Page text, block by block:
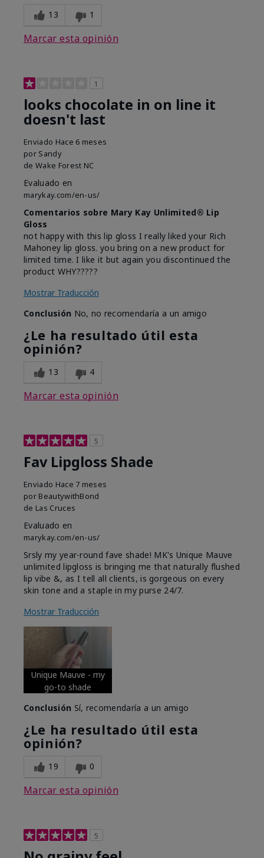
13 1
Marcar esta opinión
1
looks chocolate in on line it
doesn't last
Enviado Hace 6 meses
por Sandy
de Wake Forest NC
Evaluado en
marykay.com/en-us/
Comentarios sobre Mary Kay Unlimited® Lip
Gloss
not happy with this lip gloss I really liked your Rich
Mahoney lip gloss. you bring on a new product for
limited time. I like it but again you discontinued the
product WHY?????
Mostrar Traducción
Conclusión No, no recomendaría a un amigo
¿Le ha resultado útil esta
opinión?
13 4
Marcar esta opinión
5
Fav Lipgloss Shade
Enviado Hace 7 meses
por BeautywithBond
de Las Cruces
Evaluado en
marykay.com/en-us/
Srsly my year-round fave shade! MK's Unique Mauve
unlimited lipgloss is bringing me that naturally flushed
lip vibe &, as I tell all clients, is gorgeous on every
skin tone and a staple in my purse 24/7.
Mostrar Traducción
Unique Mauve - my
go-to shade
Conclusión Sí, recomendaría a un amigo
¿Le ha resultado útil esta
opinión?
19 0
Marcar esta opinión
5